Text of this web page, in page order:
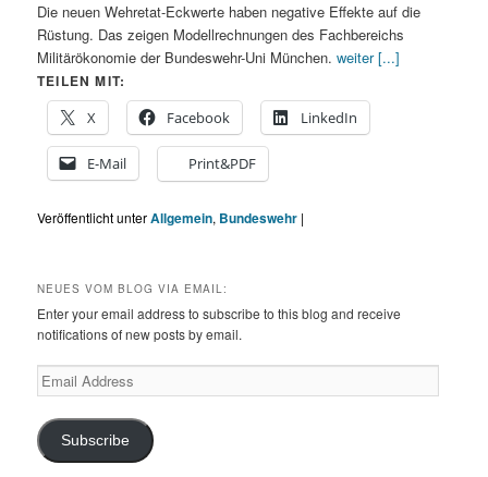
Die neuen Wehretat-Eckwerte haben negative Effekte auf die
Rüstung. Das zeigen Modellrechnungen des Fachbereichs
Militärökonomie der Bundeswehr-Uni München.weiter [...]
TEILEN MIT:
X
Facebook LinkedIn
E-Mail Print&PDF
Veröffentlicht unterAllgemein, Bundeswehr |
NEUES VOM BLOG VIA EMAIL:
Enter your email address to subscribe to this blog and receive
notifications of new posts by email.
Email
Address
Subscribe